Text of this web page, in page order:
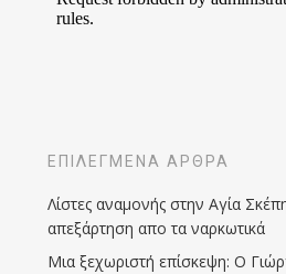
ΕΠΙΛΕΓΜΈΝΑ ΆΡΘΡΑ
Λίστες αναμονής στην Αγία
απεξάρτηση απο τα ναρκωτικά
Μια ξεχωριστή επίσκεψη: Ο